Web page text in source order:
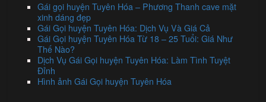
Gái gọi huyện Tuyên Hóa – Phương Thanh cave mặt
xinh dáng đẹp
Gái Gọi huyện Tuyên Hóa: Dịch Vụ Và Giá Cả
Gái Gọi huyện Tuyên Hóa Từ 18 – 25 Tuổi: Giá Như
Thế Nào?
Dịch Vụ Gái Gọi huyện Tuyên Hóa: Làm Tình Tuyệt
Đỉnh
Hình ảnh Gái Gọi huyện Tuyên Hóa